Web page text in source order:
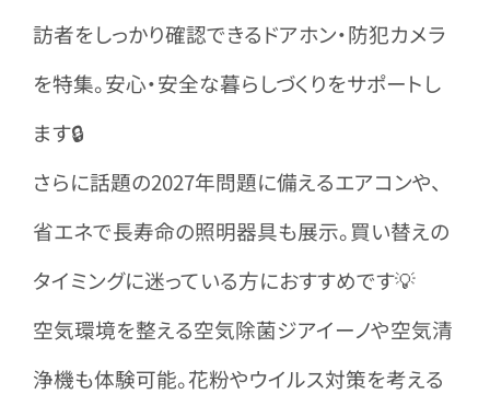
訪者をしっかり確認できるドアホン・防犯カメラ
を特集。安心・安全な暮らしづくりをサポートし
ます🔒
さらに話題の2027年問題に備えるエアコンや、
省エネで長寿命の照明器具も展示。買い替えの
タイミングに迷っている方におすすめです💡
空気環境を整える空気除菌ジアイーノや空気清
浄機も体験可能。花粉やウイルス対策を考える